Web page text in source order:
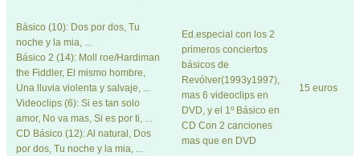
Básico (10): Dos por dos, Tu
noche y la mia, ...
Básico 2 (14): Moll roe/Hardiman
the Fiddler, El mismo hombre,
Una lluvia violenta y salvaje, ...
Videoclips (6): Si es tan solo
amor, No va mas, Si es por ti, ...
CD Básico (12): Al natural, Dos
por dos, Tu noche y la mia, ...
Ed.especial con los 2
primeros conciertos
básicos de
Revólver(1993y1997),
mas 6 videoclips en
DVD, y el 1º Básico en
CD Con 2 canciones
mas que en DVD
15 euros